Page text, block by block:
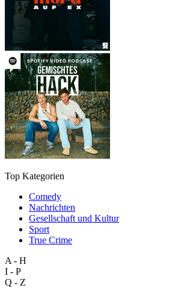
Top Kategorien
Comedy
Nachrichten
Gesellschaft und Kultur
Sport
True Crime
A - H
I - P
Q - Z